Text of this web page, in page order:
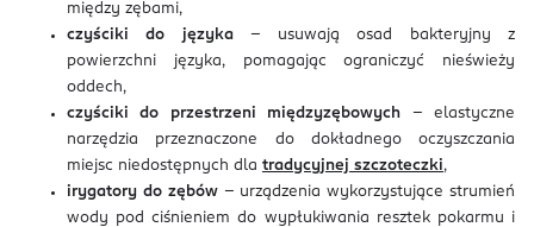
między zębami,
czyściki do języka– usuwają osad bakteryjny z
powierzchni języka, pomagając ograniczyć nieświeży
oddech,
czyściki do przestrzeni międzyzębowych – elastyczne
narzędzia przeznaczone do dokładnego oczyszczania
miejsc niedostępnych dla tradycyjnej szczoteczki,
irygatory do zębów– urządzenia wykorzystujące strumień
wody pod ciśnieniem do wypłukiwania resztek pokarmu i